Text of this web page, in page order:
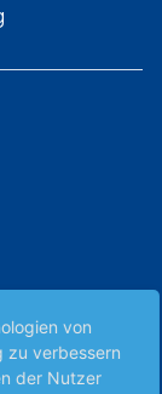
von
zu verbessern
der Nutzer